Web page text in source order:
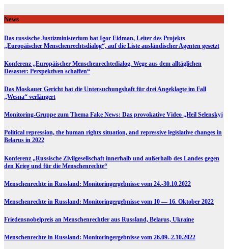
to
content
News
Das russische Justizministerium hat Igor Eidman, Leiter des Projekts
„Europäischer Menschenrechtsdialog“, auf die Liste ausländischer Agenten gesetzt
Konferenz „Europäischer Menschenrechtedialog. Wege aus dem alltäglichen
Desaster: Perspektiven schaffen“
Das Moskauer Gericht hat die Untersuchungshaft für drei Angeklagte im Fall
„Wesna“ verlängert
Monitoring-Gruppe zum Thema Fake News: Das provokative Video „Heil Selenskyj
Political repression, the human rights situation, and repressive legislative changes in
Belarus in 2022
Konferenz „Russische Zivilgesellschaft innerhalb und außerhalb des Landes gegen
den Krieg und für die Menschenrechte“
Menschenrechte in Russland: Monitoringergebnisse vom 24.-30.10.2022
Menschenrechte in Russland: Monitoringergebnisse vom 10 — 16. Oktober 2022
Friedensnobelpreis an Menschenrechtler aus Russland, Belarus, Ukraine
Menschenrechte in Russland: Monitoringergebnisse vom 26.09.-2.10.2022